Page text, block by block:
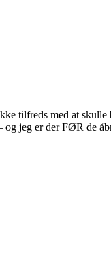
tilfreds med at
og jeg er der FØR de